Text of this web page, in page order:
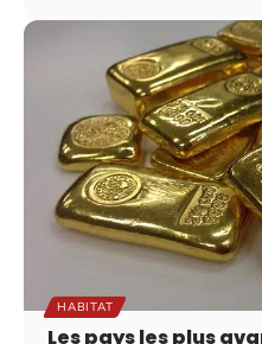
HABITAT
Les pays les plus